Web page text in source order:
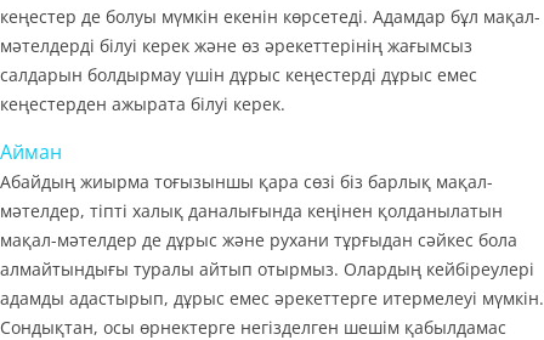
кеңестер де болуы мүмкін екенін көрсетеді. Адамдар бұл мақал-
мәтелдерді білуі керек және өз әрекеттерінің жағымсыз
салдарын болдырмау үшін дұрыс кеңестерді дұрыс емес
кеңестерден ажырата білуі керек.
Айман
Абайдың жиырма тоғызыншы қара сөзі біз барлық мақал-
мәтелдер, тіпті халық даналығында кеңінен қолданылатын
мақал-мәтелдер де дұрыс және рухани тұрғыдан сәйкес бола
алмайтындығы туралы айтып отырмыз. Олардың кейбіреулері
адамды адастырып, дұрыс емес әрекеттерге итермелеуі мүмкін.
Сондықтан, осы өрнектерге негізделген шешім қабылдамас